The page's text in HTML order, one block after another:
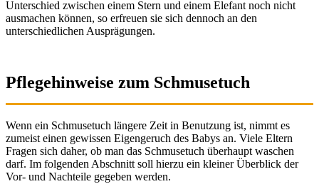
Unterschied zwischen einem Stern und einem Elefant noch nicht
ausmachen können, so erfreuen sie sich dennoch an den
unterschiedlichen Ausprägungen.
Pflegehinweise zum Schmusetuch
Wenn ein Schmusetuch längere Zeit in Benutzung ist, nimmt es
zumeist einen gewissen Eigengeruch des Babys an. Viele Eltern
Fragen sich daher, ob man das Schmusetuch überhaupt waschen
darf. Im folgenden Abschnitt soll hierzu ein kleiner Überblick der
Vor- und Nachteile gegeben werden.